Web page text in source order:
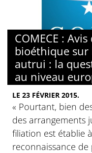
COMECE :
bioéthique
autrui : la
au niveau
LE 23 FÉVRIER 2015.
« Pourtant, bien
des arrangements
filiation est établie
reconnaissance